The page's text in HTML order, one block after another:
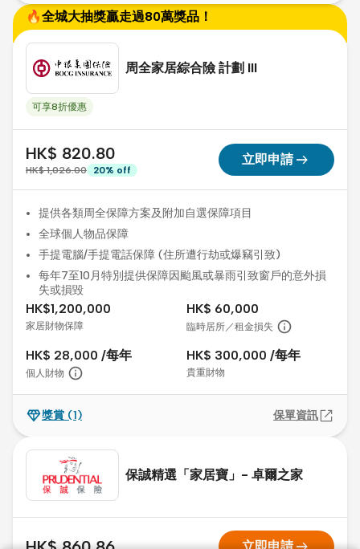
🔥全城大抽獎贏走過80萬獎品！
周全家居綜合險 計劃 III
可享8折優惠
HK$ 820.80
HK$ 1,026.00 20% off
立即申請arrow_right_alt
提供各類周全保障方案及附加自選保障項目
全球個人物品保障
手提電腦/手提電話保障 (住所遭行劫或爆竊引致)
每年7至10月特別提供保障因颱風或暴雨引致窗戶的意外損
失或損毀
HK$1,200,000
家居財物保障
HK$ 60,000
臨時居所／租金損失
HK$ 28,000 /每年
個人財物
HK$ 300,000 /每年
貴重財物
獎賞 (1) 保單資訊
保誠精選「家居寶」- 卓爾之家